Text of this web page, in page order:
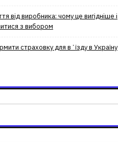
від виробника: чому це вигідніше і
з вибором
страховку для вʼїзду в Україну